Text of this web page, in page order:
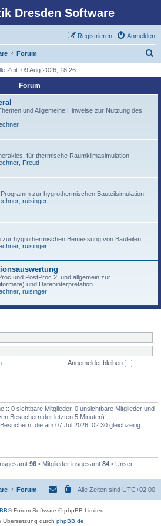
Dresden Software
Anmelden
Registrieren
Forum
h
Zeit: 09 Aug 2026, 18:26
Forum
und Allgemeine Hinweise zur Nutzung des
für thermische Raumklimasimulation
Freud
zur hygrothermischen Bauteilsimulation.
ruisinger
zur hygrothermischen Bemessung von Bauteilen
ruisinger
und PostProc 2, und allgemein zur
und Dateninterpretation
ruisinger
Angemeldet bleiben
:: 0 sichtbare Mitglieder, 0 unsichtbare Mitglieder und
Besuchern der letzten 5 Minuten)
Besuchern, die am 07 Jul 2026, 02:30 gleichzeitig
96 • Mitglieder insgesamt 84 • Unser
Forum Alle Zeiten sind UTC+02:00
® Forum Software © phpBB Limited
Übersetzung durch phpBB.de